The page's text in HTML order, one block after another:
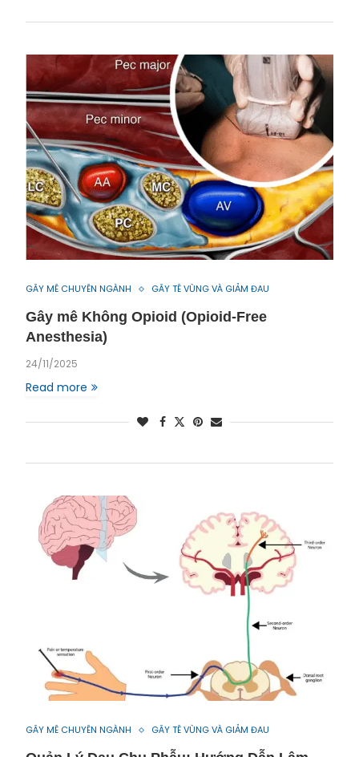
GÂY MÊ CHUYÊN NGÀNH GÂY TÊ VÙNG VÀ GIẢM ĐAU
Gây mê Không Opioid (Opioid-Free
Anesthesia)
24/11/2025
Read more
GÂY MÊ CHUYÊN NGÀNH GÂY TÊ VÙNG VÀ GIẢM ĐAU